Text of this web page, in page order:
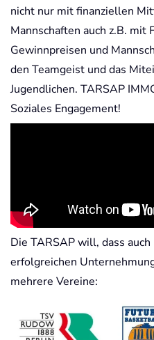
nicht nur mit finanziellen
Mannschaften auch z.B. mit
Gewinnpreisen und
den Teamgeist und das
Jugendlichen. TARSAP
Soziales Engagement!
Die TARSAP will, dass
erfolgreichen
mehrere Vereine: